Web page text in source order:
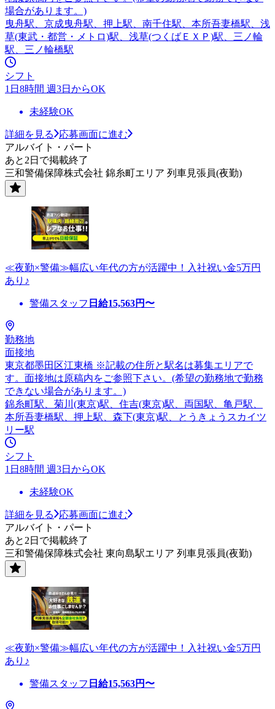
場合があります。)
曳舟駅、京成曳舟駅、押上駅、南千住駅、本所吾妻橋駅、浅
草(東武・都営・メトロ)駅、浅草(つくばＥＸＰ)駅、三ノ輪
駅、三ノ輪橋駅
シフト
1日8時間 週3日からOK
未経験OK
詳細を見る
応募画面に進む
アルバイト・パート
あと2日で掲載終了
三和警備保障株式会社 錦糸町エリア 列車見張員(夜勤)
≪夜勤×警備≫幅広い年代の方が活躍中！入社祝い金5万円
あり♪
警備スタッフ 日給15,563円〜
勤務地
面接地
東京都墨田区江東橋 ※記載の住所と駅名は募集エリアで
す。面接地は原稿内をご参照下さい。(希望の勤務地で勤務
できない場合があります。)
錦糸町駅、菊川(東京)駅、住吉(東京)駅、両国駅、亀戸駅、
本所吾妻橋駅、押上駅、森下(東京)駅、とうきょうスカイツ
リー駅
シフト
1日8時間 週3日からOK
未経験OK
詳細を見る
応募画面に進む
アルバイト・パート
あと2日で掲載終了
三和警備保障株式会社 東向島駅エリア 列車見張員(夜勤)
≪夜勤×警備≫幅広い年代の方が活躍中！入社祝い金5万円
あり♪
警備スタッフ 日給15,563円〜